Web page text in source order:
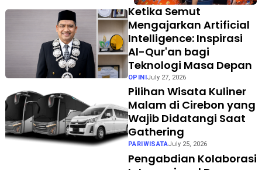
Ketika Semut
Mengajarkan Artificial
Intelligence: Inspirasi
Al-Qur'an bagi
Teknologi Masa Depan
OPINIJuly 27, 2026
Pilihan Wisata Kuliner
Malam di Cirebon yang
Wajib Didatangi Saat
Gathering
PARIWISATAJuly 25, 2026
Pengabdian Kolaborasi